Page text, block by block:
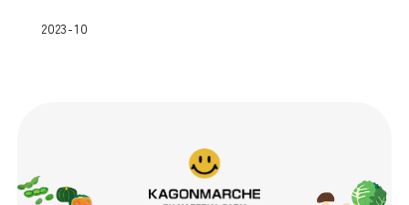
2023-10